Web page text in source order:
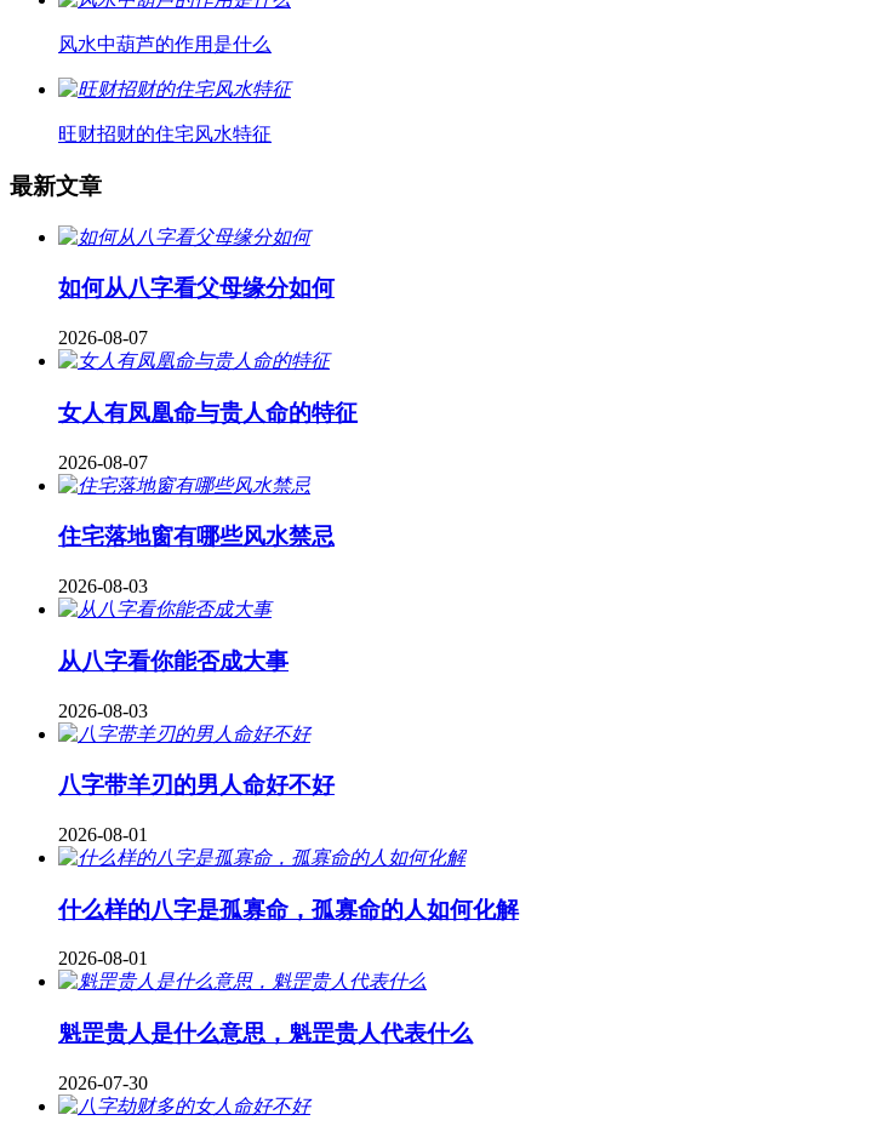
风水中葫芦的作用是什么
旺财招财的住宅风水特征
最新文章
如何从八字看父母缘分如何
2026-08-07
女人有凤凰命与贵人命的特征
2026-08-07
住宅落地窗有哪些风水禁忌
2026-08-03
从八字看你能否成大事
2026-08-03
八字带羊刃的男人命好不好
2026-08-01
什么样的八字是孤寡命，孤寡命的人如何化解
2026-08-01
魁罡贵人是什么意思，魁罡贵人代表什么
2026-07-30